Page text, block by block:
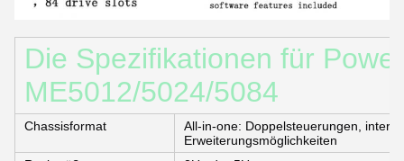
Die Spezifikationen für
ME5012/5024/5084
Chassisformat
All-in-one: Doppelsteuerungen,
Erweiterungsmöglichkeiten